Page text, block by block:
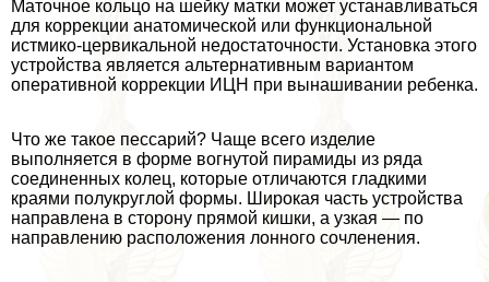
Маточное кольцо на шейку матки может устанавливаться
для коррекции анатомической или функциональной
истмико-цервикальной недостаточности. Установка этого
устройства является альтернативным вариантом
оперативной коррекции ИЦН при вынашивании ребенка.
Что же такое пессарий? Чаще всего изделие
выполняется в форме вогнутой пирамиды из ряда
соединенных колец, которые отличаются гладкими
краями полукруглой формы. Широкая часть устройства
направлена в сторону прямой кишки, а узкая — по
направлению расположения лонного сочлeнения.